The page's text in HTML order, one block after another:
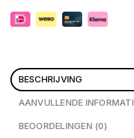
BESCHRIJVING
AANVULLENDE
BEOORDELINGEN (0)